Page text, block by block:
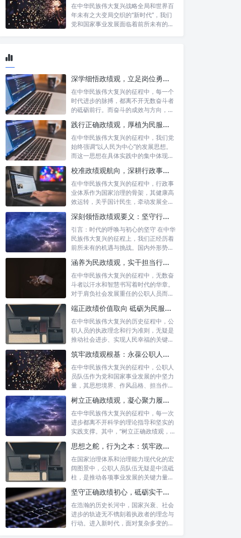
在中华民族伟大复兴战略全局和世界百
年未有之大变局交织的“新时代”，我们
党和国家事业发展面临着前所未有的机
深学细悟政绩观，立足岗位勇争先：新时代奋斗者的思想指引与实践航标
在中华民族伟大复兴的征程中，每一个
时代进步的脉搏，都离不开无数奋斗者
的砥砺前行。而奋斗的成效与方向，又
践行正确政绩观，厚植为民服务根基：迈向高质量发展的根本遵循
在中华民族伟大复兴的征程中，我们党
始终强调“以人民为中心”的发展思想。
而这一思想在具体实践中的集中体现，
校准政绩观航向，深耕行政事业本职：新时代高质量发展的双重 imperative
在中华民族伟大复兴的征程中，行政事
业体系作为国家治理的骨架，其健康高
效运转，关乎国计民生，牵动发展全
深刻领悟政绩观要义：坚守行政事业初心，绘就为民服务新篇章
引言：时代的呼唤与初心的坚守 在中华
民族伟大复兴的征程上，我们正经历着
前所未有的机遇与挑战。国内外形势复
涵养为民政绩观，实干担当行稳致远：新时代公仆的价值坐标与实践航向
在中华民族伟大复兴的征程中，无数奋
斗者以汗水和智慧书写着时代的华章。
对于肩负社会发展重任的公职人员而
端正政绩价值取向 砥砺为民服务初心：新时代公仆的责任与担当
在中华民族伟大复兴的历史征程中，公
职人员的执政理念和行为准则，无疑是
推动社会进步、实现人民幸福的关键所
筑牢政绩观根基：永葆公职人员本色的时代考量与实践路径
在中华民族伟大复兴的征程中，公职人
员队伍作为党和国家事业发展的中坚力
量，其思想境界、作风品格、担当作为
树立正确政绩观，凝心聚力履职尽责：新时代下的治理智慧与实践路径
在中华民族伟大复兴的征程中，每一次
进步都离不开科学的理论指导和坚实的
实践支撑。其中，“树立正确政绩观，凝
思想之舵，行为之本：筑牢政绩观根基，永葆公职人员本色
在国家治理体系和治理能力现代化的宏
阔图景中，公职人员队伍无疑是中流砥
柱，是推动各项事业发展的关键力量。
坚守正确政绩初心，砥砺实干担当精神：新时代高质量发展的核心引擎
在浩瀚的历史长河中，国家兴衰、社会
进步的轨迹无不镌刻着执政者的理念与
行动。进入新时代，面对复杂多变的国